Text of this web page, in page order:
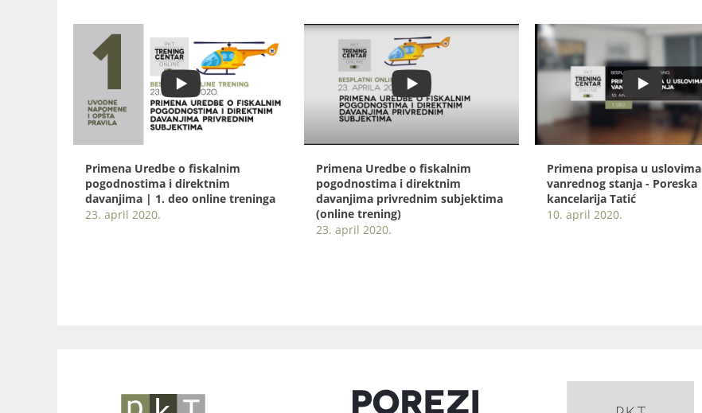
Primena Uredbe o fiskalnim
pogodnostima i direktnim
davanjima | 1. deo online treninga
23. april 2020.
Primena Uredbe o fiskalnim
pogodnostima i direktnim
davanjima privrednim subjektima
(online trening)
23. april 2020.
Primena propisa u uslovima
vanrednog stanja - Poreska
kancelarija Tatić
10. april 2020.